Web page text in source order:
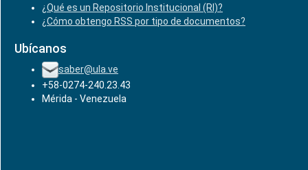
¿Qué es un Repositorio Institucional (RI)?
¿Cómo obtengo RSS por tipo de documentos?
Ubícanos
saber@ula.ve
+58-0274-240.23.43
Mérida - Venezuela